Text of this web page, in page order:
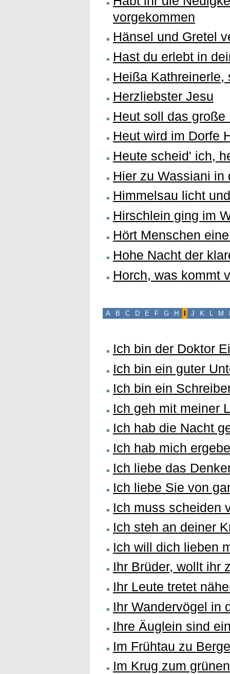
vorgekommen
Hänsel und Gretel
Hast du erlebt in
Heißa
Herzliebster Jesu
Heut soll das
Heut wird im Dorfe
Heute scheid' ich,
Hier zu Wassiani in
Himmelsau licht
Hirschlein ging im
Hört Menschen
Hohe Nacht der
Horch, was kommt
A B C D E F G H J K L M
Ich bin der Doktor
Ich bin ein guter
Ich bin ein
Ich geh mit meiner
Ich hab die Nacht
Ich hab mich
Ich liebe das
Ich liebe Sie von
Ich muss scheiden
Ich steh an deiner
Ich will dich lieben
Ihr Brüder, wollt ihr
Ihr Leute tretet
Ihr Wandervögel in
Ihre Äuglein sind
Im Frühtau zu Berge
Im Krug zum